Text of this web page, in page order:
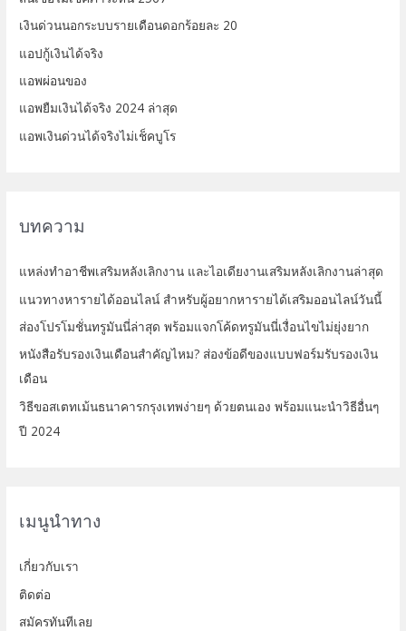
เงินด่วนนอกระบบรายเดือนดอกร้อยละ 20
แอปกู้เงินได้จริง
แอพผ่อนของ
แอพยืมเงินได้จริง 2024 ล่าสุด
แอพเงินด่วนได้จริงไม่เช็คบูโร
บทความ
แหล่งทำอาชีพเสริมหลังเลิกงาน และไอเดียงานเสริมหลังเลิกงานล่าสุด
แนวทางหารายได้ออนไลน์ สำหรับผู้อยากหารายได้เสริมออนไลน์วันนี้
ส่องโปรโมชั่นทรูมันนี่ล่าสุด พร้อมแจกโค้ดทรูมันนี่เงื่อนไขไม่ยุ่งยาก
หนังสือรับรองเงินเดือนสำคัญไหม? ส่องข้อดีของแบบฟอร์มรับรองเงิน
เดือน
วิธีขอสเตทเม้นธนาคารกรุงเทพง่ายๆ ด้วยตนเอง พร้อมแนะนำวิธีอื่นๆ
ปี 2024
เมนูนำทาง
เกี่ยวกับเรา
ติดต่อ
สมัครทันทีเลย